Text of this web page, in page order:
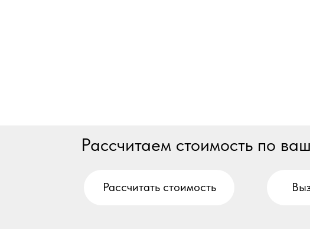
Рассчитаем стоимость по
Рассчитать стоимость